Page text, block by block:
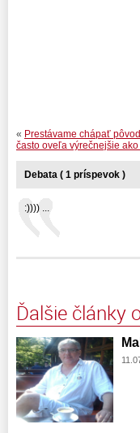
« Prestávame chápať
často oveľa výrečnejšie
Debata ( 1 príspevok )
:)))) ...
Ďalšie články